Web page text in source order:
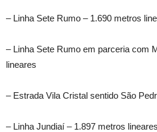
– Linha Sete Rumo – 1.690 metros
– Linha Sete Rumo em parceria com
lineares
– Estrada Vila Cristal sentido São
– Linha Jundiaí – 1.897 metros lineares